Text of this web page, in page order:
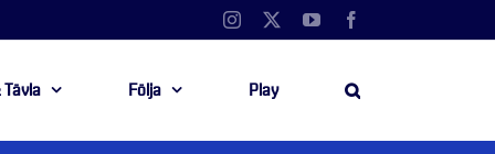
Instagram YouTube
Tävla Följa Play